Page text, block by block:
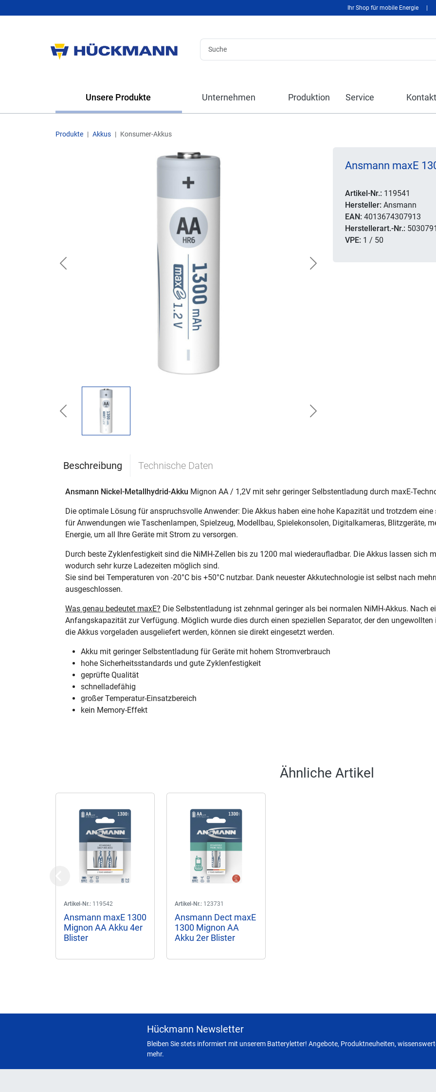
Ihr Shop für mobile Energie
Unsere Produkte Unternehmen Produktion Service Kontakt
Produkte Akkus Konsumer-Akkus
Previous Next
Previous Next
Ansmann maxE
Artikel-Nr.: 119541
Hersteller: Ansmann
EAN: 4013674307913
Herstellerart.-Nr.:
VPE: 1 / 50
Beschreibung Technische Daten
Ansmann Nickel-Metallhydrid-Akku Mignon AA / 1,2V mit sehr geringer Selbstentladung durch maxE-
Die optimale Lösung für anspruchsvolle Anwender: Die Akkus haben eine hohe Kapazität und trotzdem
für Anwendungen wie Taschenlampen, Spielzeug, Modellbau, Spielekonsolen, Digitalkameras, Blitzgeräte,
Energie, um all Ihre Geräte mit Strom zu versorgen.
Durch beste Zyklenfestigkeit sind die NiMH-Zellen bis zu 1200 mal wiederaufladbar. Die Akkus lassen sich
wodurch sehr kurze Ladezeiten möglich sind.
Sie sind bei Temperaturen von -20°C bis +50°C nutzbar. Dank neuester Akkutechnologie ist selbst nach
ausgeschlossen.
Was genau bedeutet maxE? Die Selbstentladung ist zehnmal geringer als bei normalen NiMH-Akkus. Nach
Anfangskapazität zur Verfügung. Möglich wurde dies durch einen speziellen Separator, der den
die Akkus vorgeladen ausgeliefert werden, können sie direkt eingesetzt werden.
Akku mit geringer Selbstentladung für Geräte mit hohem Stromverbrauch
hohe Sicherheitsstandards und gute Zyklenfestigkeit
geprüfte Qualität
schnelladefähig
großer Temperatur-Einsatzbereich
kein Memory-Effekt
Ähnliche Artikel
Artikel-Nr.: 119542
Ansmann maxE 1300
Mignon AA Akku 4er
Blister
Artikel-Nr.: 123731
Ansmann Dect maxE
1300 Mignon AA
Akku 2er Blister
Previous
Hückmann Newsletter
Bleiben Sie stets informiert mit unserem Batteryletter! Angebote, Produktneuheiten,
mehr.